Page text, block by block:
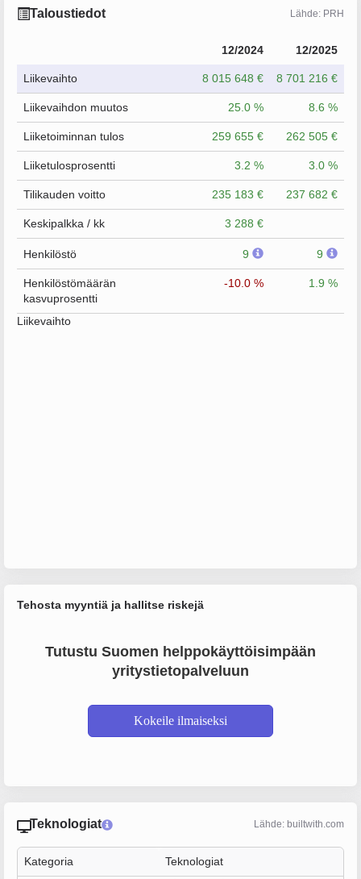
Taloustiedot Lähde: PRH
12/2024 12/2025
Liikevaihto 8 015 648 € 8 701 216 €
Liikevaihdon muutos 25.0 % 8.6 %
Liiketoiminnan tulos 259 655 € 262 505 €
Liiketulosprosentti 3.2 % 3.0 %
Tilikauden voitto 235 183 € 237 682 €
Keskipalkka / kk 3 288 €
Henkilöstö 9 9
Henkilöstömäärän
kasvuprosentti
-10.0 % 1.9 %
Liikevaihto
Tehosta myyntiä ja hallitse riskejä
Tutustu Suomen helppokäyttöisimpään
yritystietopalveluun
Kokeile ilmaiseksi
Teknologiat Lähde: builtwith.com
Kategoria Teknologiat